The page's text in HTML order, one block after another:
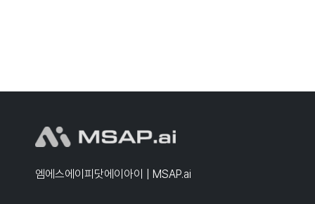
엠에스에이피닷에이아이 | MSAP.ai